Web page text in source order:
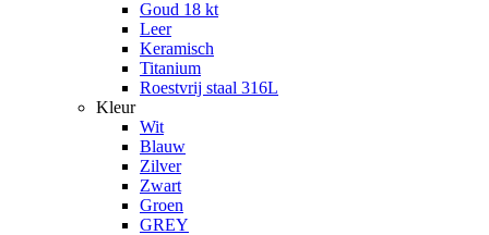
Goud 18 kt
Leer
Keramisch
Titanium
Roestvrij staal 316L
Kleur
Wit
Blauw
Zilver
Zwart
Groen
GREY